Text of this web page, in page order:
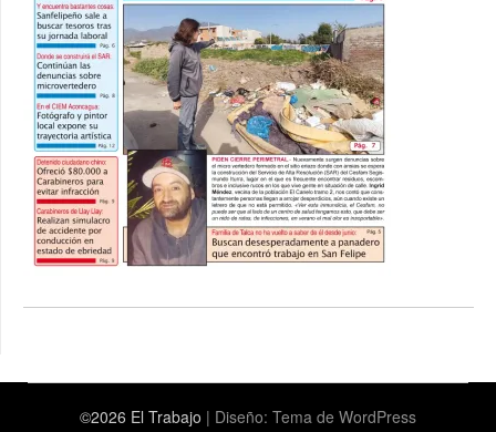
©2026 El Trabajo | Diseño: Tema de WordPress